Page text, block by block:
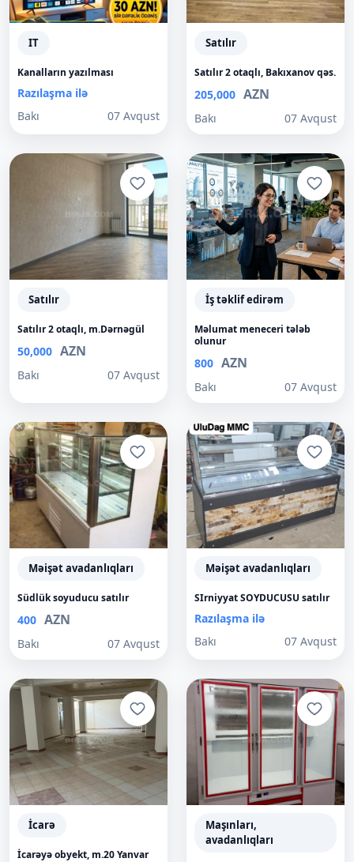
IT
Kanalların yazılması
Razılaşma ilə
Bakı
07 Avqust
Satılır
Satılır 2 otaqlı, Bakıxanov qəs.
205,000 AZN
Bakı 07 Avqust
Satılır
Satılır 2 otaqlı, m.Dərnəgül
50,000 AZN
Bakı 07 Avqust
İş təklif edirəm
Məlumat meneceri tələb
olunur
800 AZN
Bakı 07 Avqust
Məişət avadanlıqları
Südlük soyuducu satılır
400 AZN
Bakı 07 Avqust
Məişət avadanlıqları
SIrniyyat SOYDUCUSU satılır
Razılaşma ilə
Bakı
07 Avqust
İcarə
İcarəyə obyekt, m.20 Yanvar
Maşınları,
avadanlıqları